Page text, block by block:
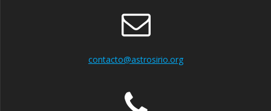
contacto@astrosirio.org